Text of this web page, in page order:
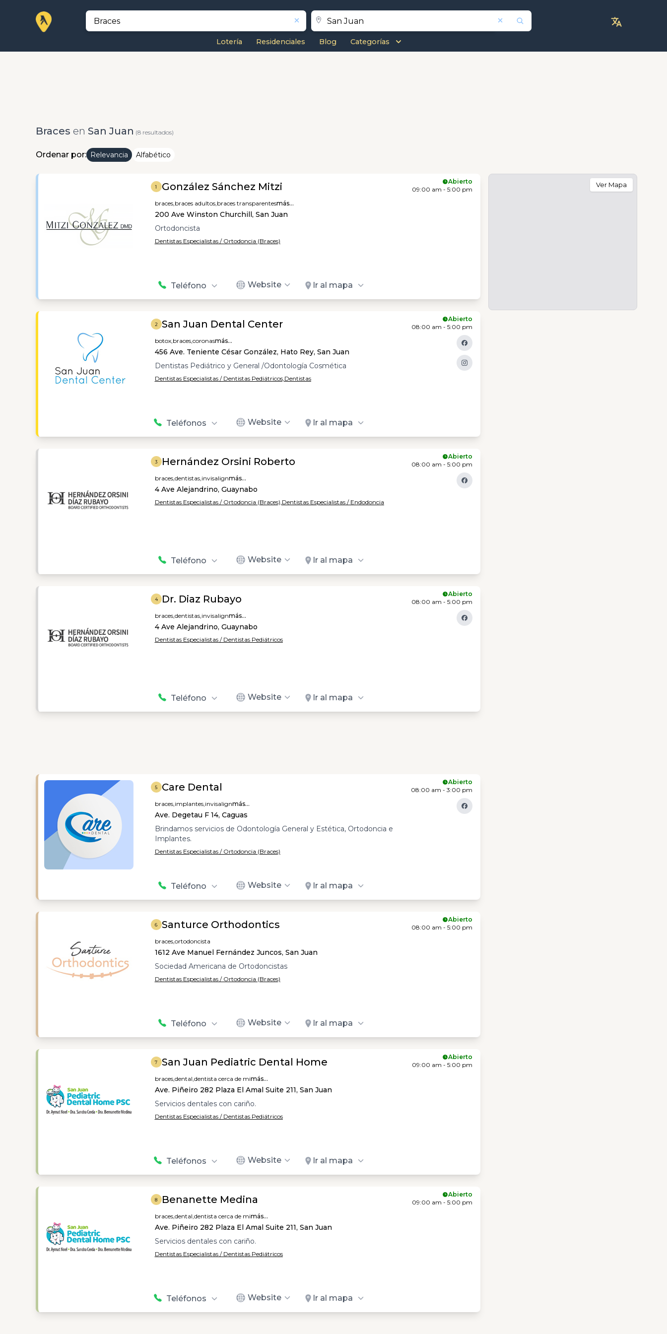
Lotería Residenciales Blog Categorías
Braces en San Juan (8 resultados)
Ordenar por: Relevancia Alfabético
1 González Sánchez Mitzi
braces,braces adultos,braces transparentesmás...
200 Ave Winston Churchill, San Juan
Ortodoncista
Dentistas Especialistas / Ortodoncia (Braces)
Teléfono Website Ir al mapa
Abierto
09:00 am - 5:00 pm
2 San Juan Dental Center
botox,braces,coronasmás...
456 Ave. Teniente César González, Hato Rey, San Juan
Dentistas Pediátrico y General /Odontología Cosmética
Dentistas Especialistas / Dentistas Pediátricos,Dentistas
Teléfonos Website Ir al mapa
Abierto
08:00 am - 5:00 pm
3 Hernández Orsini Roberto
braces,dentistas,invisalignmás...
4 Ave Alejandrino, Guaynabo
Dentistas Especialistas / Ortodoncia (Braces),Dentistas Especialistas / Endodoncia
Teléfono Website Ir al mapa
Abierto
08:00 am - 5:00 pm
4 Dr. Diaz Rubayo
braces,dentistas,invisalignmás...
4 Ave Alejandrino, Guaynabo
Dentistas Especialistas / Dentistas Pediátricos
Teléfono Website Ir al mapa
Abierto
08:00 am - 5:00 pm
5 Care Dental
braces,implantes,invisalignmás...
Ave. Degetau F 14, Caguas
Brindamos servicios de Odontología General y Estética, Ortodoncia e
Implantes.
Dentistas Especialistas / Ortodoncia (Braces)
Teléfono Website Ir al mapa
Abierto
08:00 am - 3:00 pm
6 Santurce Orthodontics
braces,ortodoncista
1612 Ave Manuel Fernández Juncos, San Juan
Sociedad Americana de Ortodoncistas
Dentistas Especialistas / Ortodoncia (Braces)
Teléfono Website Ir al mapa
Abierto
08:00 am - 5:00 pm
7 San Juan Pediatric Dental Home
braces,dental,dentista cerca de mimás...
Ave. Piñeiro 282 Plaza El Amal Suite 211, San Juan
Servicios dentales con cariño.
Dentistas Especialistas / Dentistas Pediátricos
Teléfonos Website Ir al mapa
Abierto
09:00 am - 5:00 pm
8 Benanette Medina
braces,dental,dentista cerca de mimás...
Ave. Piñeiro 282 Plaza El Amal Suite 211, San Juan
Servicios dentales con cariño.
Dentistas Especialistas / Dentistas Pediátricos
Teléfonos Website Ir al mapa
Abierto
09:00 am - 5:00 pm
Ver Mapa